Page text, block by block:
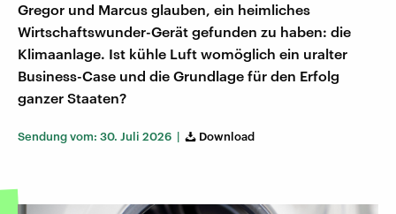
Gregor und Marcus glauben, ein heimliches
Wirtschaftswunder-Gerät gefunden zu haben: die
Klimaanlage. Ist kühle Luft womöglich ein uralter
Business-Case und die Grundlage für den Erfolg
ganzer Staaten?
Sendung vom: 30. Juli 2026 | Download